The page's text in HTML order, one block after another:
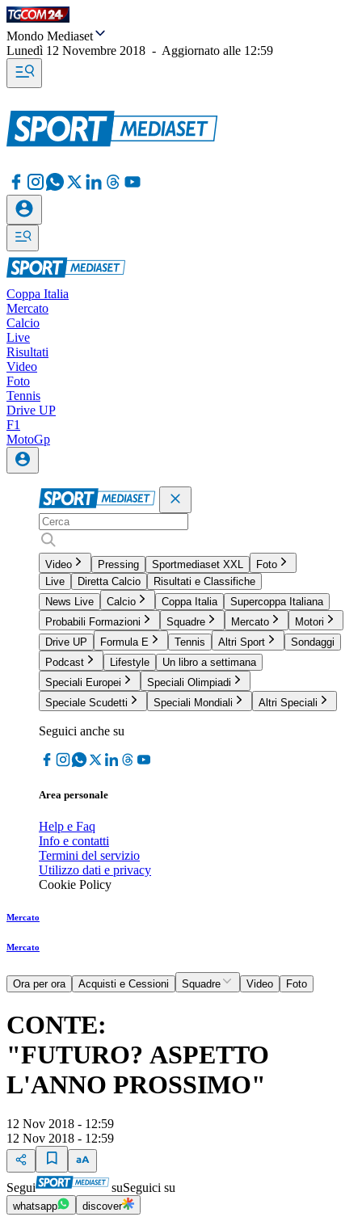
Mondo Mediaset
Lunedì 12 Novembre 2018 - Aggiornato alle 12:59
Coppa Italia
Mercato
Calcio
Live
Risultati
Video
Foto
Tennis
Drive UP
F1
MotoGp
Video Pressing Sportmediaset XXL
Foto
Live
Diretta Calcio
Risultati e Classifiche
News Live
Calcio Coppa Italia
Supercoppa Italiana
Probabili Formazioni
Squadre Mercato
Motori
Drive UP
Formula E Tennis Altri Sport
Sondaggi
Podcast
Lifestyle
Un libro a settimana
Speciali Europei
Speciali Olimpiadi
Speciale Scudetti
Speciali Mondiali Altri Speciali
Seguici anche su
Area personale
Help e Faq
Info e contatti
Termini del servizio
Utilizzo dati e privacy
Cookie Policy
Mercato
Mercato
Ora per ora Acquisti e Cessioni Squadre Video Foto
CONTE:
"FUTURO? ASPETTO
L'ANNO PROSSIMO"
12 Nov 2018 - 12:59
12 Nov 2018 - 12:59
Segui suSeguici su
whatsapp discover